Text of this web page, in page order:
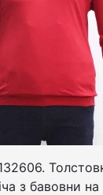
з бавовни на